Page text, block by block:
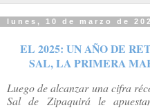
lunes, 10 de marzo de
EL 2025: UN AÑO DE
SAL, LA PRIMERA
Luego de alcanzar una cifra
Sal de Zipaquirá le